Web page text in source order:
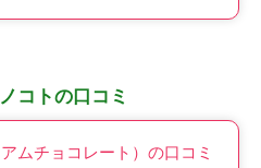
コトの口コミ
ムチョコレート）の口コミ